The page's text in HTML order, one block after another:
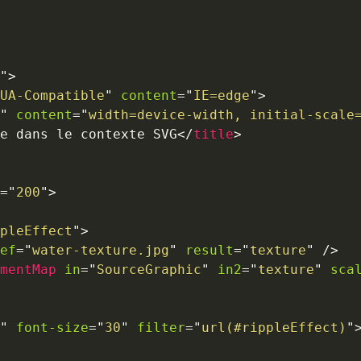
">
Compatible" content=" IE=edge">
"
content="width=device-width, initial-
dans le contexte SVG</title>
=" 200">
">
="water-texture.jpg" result=" texture"
/>
in=" SourceGraphic" in2=" texture"
" font-size=" 30" filter=" url(#rippleEffect) "